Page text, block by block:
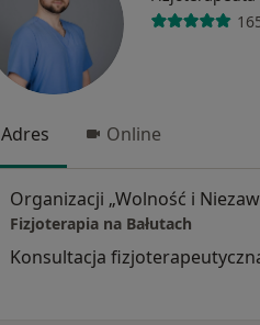
Adres Online
Fizjoterapia na Bałutach
Konsultacja